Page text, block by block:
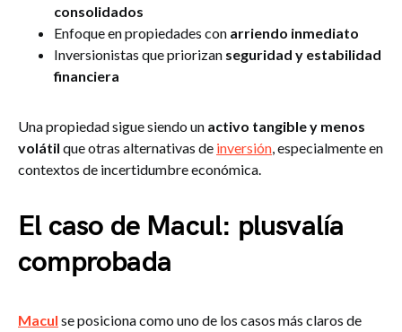
consolidados
Enfoque en propiedades con arriendo inmediato
Inversionistas que priorizan seguridad y estabilidad
financiera
Una propiedad sigue siendo un activo tangible y menos
volátil que otras alternativas de inversión, especialmente en
contextos de incertidumbre económica.
El caso de Macul: plusvalía
comprobada
Macul se posiciona como uno de los casos más claros de